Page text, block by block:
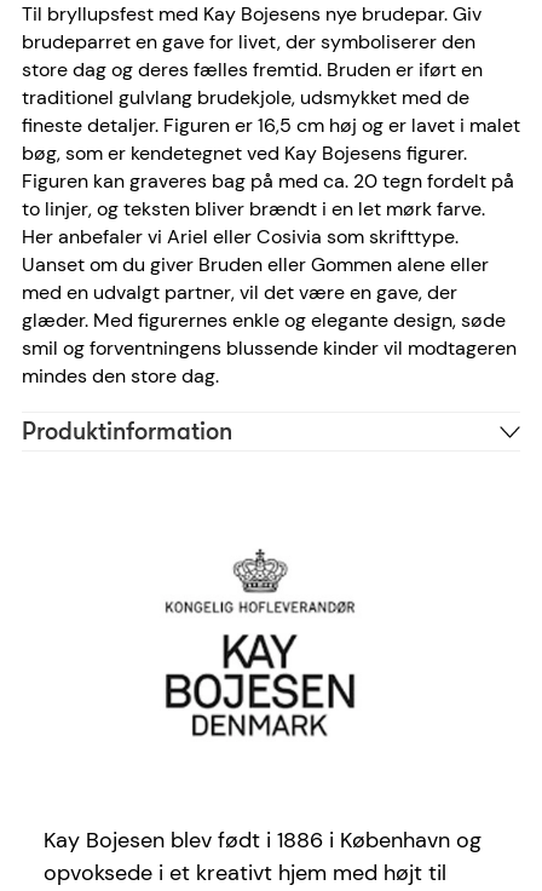
Til bryllupsfest med Kay Bojesens nye brudepar. Giv
brudeparret en gave for livet, der symboliserer den
store dag og deres fælles fremtid. Bruden er iført en
traditionel gulvlang brudekjole, udsmykket med de
fineste detaljer. Figuren er 16,5 cm høj og er lavet i malet
bøg, som er kendetegnet ved Kay Bojesens figurer.
Figuren kan graveres bag på med ca. 20 tegn fordelt på
to linjer, og teksten bliver brændt i en let mørk farve.
Her anbefaler vi Ariel eller Cosivia som skrifttype.
Uanset om du giver Bruden eller Gommen alene eller
med en udvalgt partner, vil det være en gave, der
glæder. Med figurernes enkle og elegante design, søde
smil og forventningens blussende kinder vil modtageren
mindes den store dag.
Produktinformation
Kay Bojesen blev født i 1886 i København og
opvoksede i et kreativt hjem med højt til